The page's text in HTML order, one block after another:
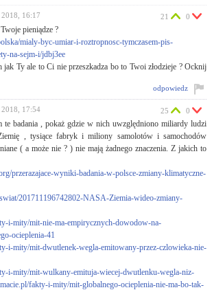
2018, 16:17
pieniądze ?
mialy-byc-umiar-i-roztropnosc-tymczasem-pis-
na-sejm-i/jdbj3ee
Ty ale to Ci nie przeszkadza bo to Twoi złodzieje ? Ocknij
21 0
odpowiedz
2018, 17:54
te badania , pokaż gdzie w nich uwzględniono miliardy ludzi
, tysiące fabryk i miliony samolotów i samochodów
( a może nie ? ) nie mają żadnego znaczenia. Z jakich to
przerazajace-wyniki-badania-w-polsce-zmiany-klimatyczne-
201711196742802-NASA-Ziemia-wideo-zmiany-
i-mity/mit-nie-ma-empirycznych-dowodow-na-
ocieplenia-41
i-mity/mit-dwutlenek-wegla-emitowany-przez-czlowieka-nie-
i-mity/mit-wulkany-emituja-wiecej-dwutlenku-wegla-niz-
fakty-i-mity/mit-globalnego-ocieplenia-nie-ma-bo-tak-
25 0